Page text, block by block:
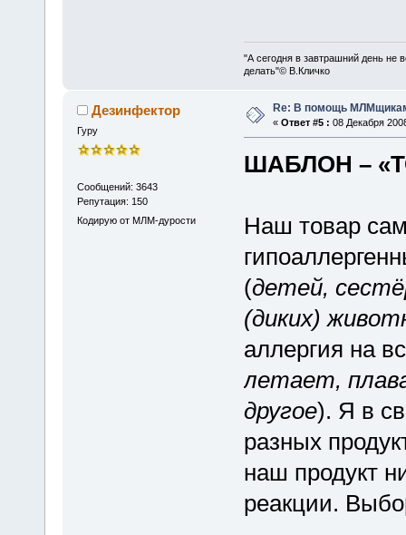
"А сегодня в завтрашний день не
делать"© В.Кличко
Дезинфектор
Гуру
Сообщений: 3643
Репутация: 150
Кодирую от МЛМ-дурости
Re: В помощь
« Ответ #5 : 08 Декабря
ШАБЛОН –
Наш товар
(детей,
(диких)
аллергия на
летает,
другое). Я в
разных
наш продукт
реакции.